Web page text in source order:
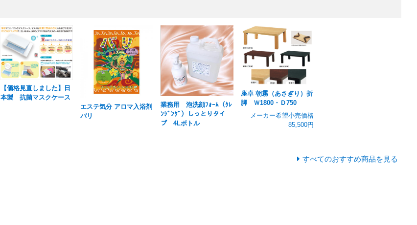
【価格見直しました】日
本製 抗菌マスクケース
エステ気分 アロマ入浴剤
バリ
業務用 泡洗顔ﾌｫｰﾑ（ｸﾚ
ﾝｼﾞﾝｸﾞ）しっとりタイ
プ 4Lボトル
座卓 朝霧（あさぎり）折
脚 Ｗ1800・Ｄ750
メーカー希望小売価格
85,500円
すべてのおすすめ商品を見る